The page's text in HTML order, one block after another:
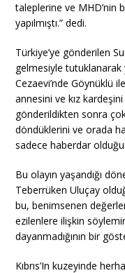
taleplerine ve MHD’nin
yapılmıştı.” dedi.
Türkiye’ye gönderilen
gelmesiyle tutuklanarak
Cezaevi’nde Göynüklü
annesini ve kız
gönderildikten sonra çok
döndüklerini ve orada
sadece haberdar
Bu olayın yaşandığı
Teberrüken Uluçay
bu, benimsenen
ezilenlere ilişkin
dayanmadığının bir
Kıbrıs’In kuzeyinde